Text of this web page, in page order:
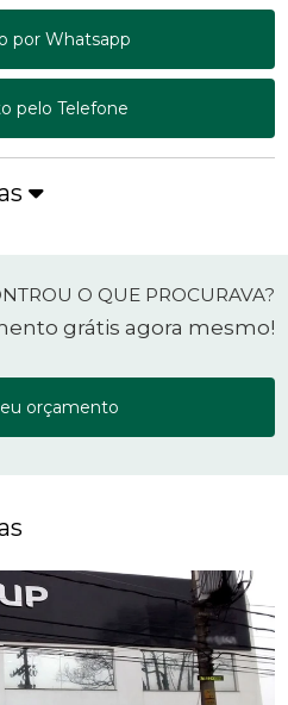
por Whatsapp
pelo Telefone
O QUE PROCURAVA?
grátis agora mesmo!
orçamento